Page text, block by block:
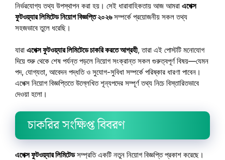
নির্ভরযোগ্য তথ্য উপস্থাপন করা হয়। সেই ধারাবাহিকতায় আজ আমরা এপেক্স
ফুটওয়্যার লিমিটেড নিয়োগ বিজ্ঞপ্তি ২০২৬সম্পর্কে প্রয়োজনীয় সকল তথ্য
সহজভাবে তুলে ধরেছি।
যারা এপেক্স ফুটওয়্যার লিমিটেডে চাকরি করতে আগ্রহী, তারা এই পোস্টটি মনোযোগ
দিয়ে শুরু থেকে শেষ পর্যন্ত পড়লে নিয়োগ সংক্রান্ত সকল গুরুত্বপূর্ণ বিষয়—যেমন
পদ, যোগ্যতা, আবেদন পদ্ধতি ও সুযোগ-সুবিধা সম্পর্কে পরিষ্কার ধারণা পাবেন।
এপেক্স নিয়োগ বিজ্ঞপ্তিতে উল্লেখিত শূন্যপদের সম্পূর্ণ তথ্য নিচে বিস্তারিতভাবে
দেওয়া হলো।
চাকরির সংক্ষিপ্ত বিবরণ
এপেক্স ফুটওয়্যার লিমিটেডসম্প্রতি একটি নতুন নিয়োগ বিজ্ঞপ্তি প্রকাশ করেছে।